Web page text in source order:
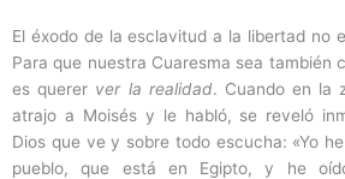
El éxodo de la esclavitud a la libertad no
Para que nuestra Cuaresma sea también
es querer ver la realidad. Cuando en la
atrajo a Moisés y le habló, se reveló
Dios que ve y sobre todo escucha: «Yo
pueblo, que está en Egipto, y he